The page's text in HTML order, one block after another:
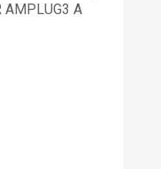
AMPLUG3 A